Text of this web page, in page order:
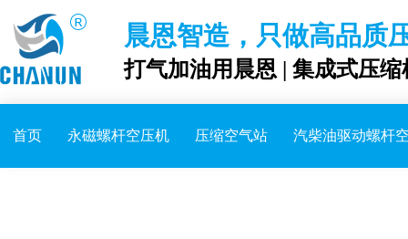
晨恩智造，只做高品质
打气加油用晨恩 | 集成式压
首页 永磁螺杆空压机 压缩空气站 汽柴油驱动螺杆